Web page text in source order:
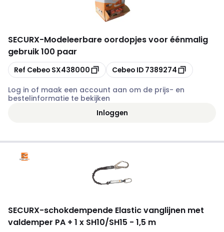
SECURX-Modeleerbare oordopjes voor éénmalig
gebruik 100 paar
Kopiëren
Ref Cebeo SX438000 Kopiëren
Cebeo ID 7389274
Log in of maak een account aan om de prijs- en
bestelinformatie te bekijken
Inloggen
SECURX-schokdempende Elastic vanglijnen met
valdemper PA + 1 x SH10/SH15 - 1,5 m